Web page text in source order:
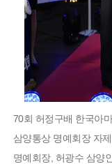
70회 허정구배 한국아
삼양통상 명예회장 자
명예회장, 허광수 삼양